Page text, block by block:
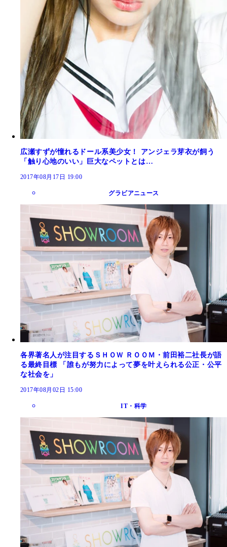
広瀬すずが憧れるドール系美少女！ アンジェラ芽衣が飼う
「触り心地のいい」巨大なペットとは…
2017年08月17日 19:00
グラビアニュース
各界著名人が注目するＳＨＯＷ ＲＯＯＭ・前田裕二社長が語
る最終目標 「誰もが努力によって夢を叶えられる公正・公平
な社会を」
2017年08月02日 15:00
IT・科学